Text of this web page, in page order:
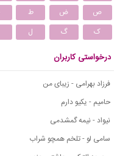
ص
ض ط
ک
گ ل
درخواستی کاربران
فرزاد بهرامی - زیبای من
حامیم - یکیو دارم
نیواد - نیمه گمشدمی
سامی لو - تلخم همچو شراب